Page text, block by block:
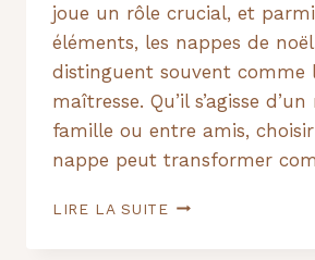
joue un rôle crucial, et
éléments, les nappes de noël
distinguent souvent comme
maîtresse. Qu’il s’agisse
famille ou entre amis,
nappe peut transformer
LIRE LA SUITEDÉCORATION